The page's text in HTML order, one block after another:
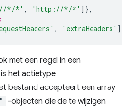
*/*' , 'http://*/*' ]},
, 'extraHeaders' ]);
met een regel in een
het actietype
bestand accepteert een array
-objecten die de te wijzigen